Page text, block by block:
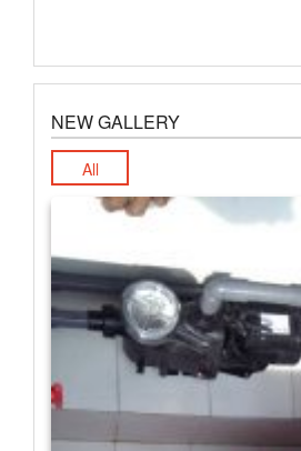
NEW GALLERY
All